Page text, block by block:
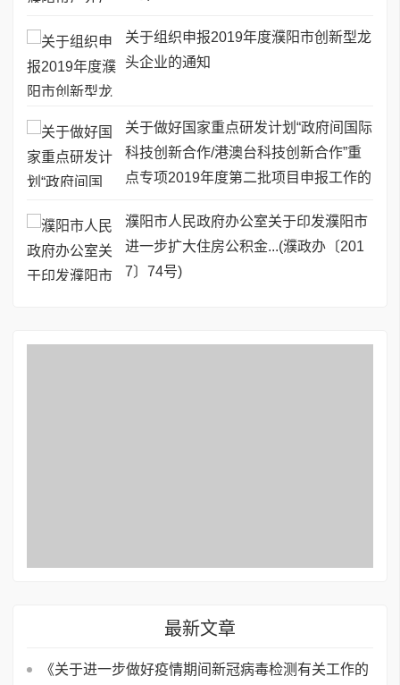
关于组织申报2019年度濮阳市创新型龙
头企业的通知
关于做好国家重点研发计划“政府间国际
科技创新合作/港澳台科技创新合作”重
点专项2019年度第二批项目申报工作的
濮阳市人民政府办公室关于印发濮阳市
进一步扩大住房公积金...(濮政办〔201
7〕74号)
最新文章
《关于进一步做好疫情期间新冠病毒检测有关工作的